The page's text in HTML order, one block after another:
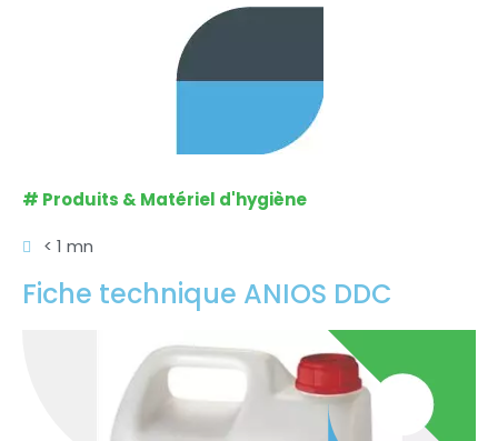
# Produits & Matériel d'hygiène
< 1 mn
Fiche technique ANIOS DDC